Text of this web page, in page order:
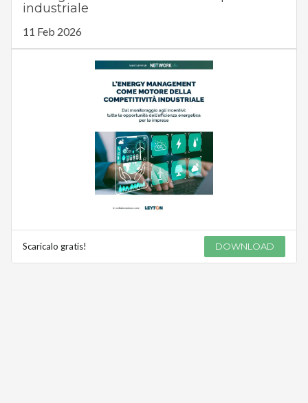
industriale
11 Feb 2026
Scaricalo gratis! DOWNLOAD